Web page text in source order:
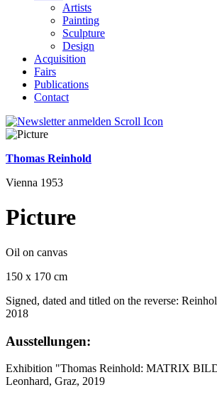
Artists
Painting
Sculpture
Design
Acquisition
Fairs
Publications
Contact
Thomas Reinhold
Vienna 1953
Picture
Oil on canvas
150 x 170 cm
Signed, dated and titled on the reverse:
2018
Ausstellungen:
Exhibition "Thomas Reinhold: MATRIX
Leonhard, Graz, 2019